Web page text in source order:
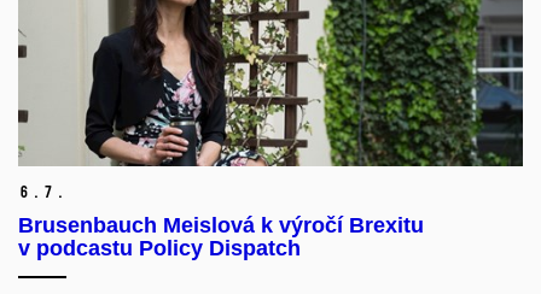
6. 7.
Brusenbauch Meislová k výročí Brexitu
v podcastu Policy Dispatch